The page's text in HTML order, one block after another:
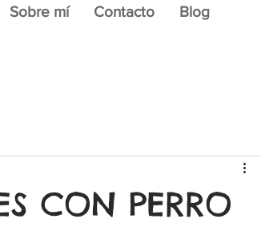
Sobre mí Contacto Blog
CON PERRO